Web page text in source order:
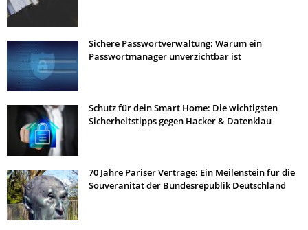
Sichere Passwortverwaltung: Warum ein
Passwortmanager unverzichtbar ist
Schutz für dein Smart Home: Die wichtigsten
Sicherheitstipps gegen Hacker & Datenklau
70 Jahre Pariser Verträge: Ein Meilenstein für die
Souveränität der Bundesrepublik Deutschland